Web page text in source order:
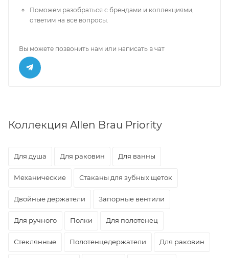
Поможем разобраться с брендами и коллекциями,
ответим на все вопросы.
Вы можете позвонить нам или написать в чат
Коллекция Allen Brau Priority
Для душа Для раковин Для ванны
Механические Стаканы для зубных щеток
Двойные держатели Запорные вентили
Для ручного Полки Для полотенец
Стеклянные Полотенцедержатели Для раковин